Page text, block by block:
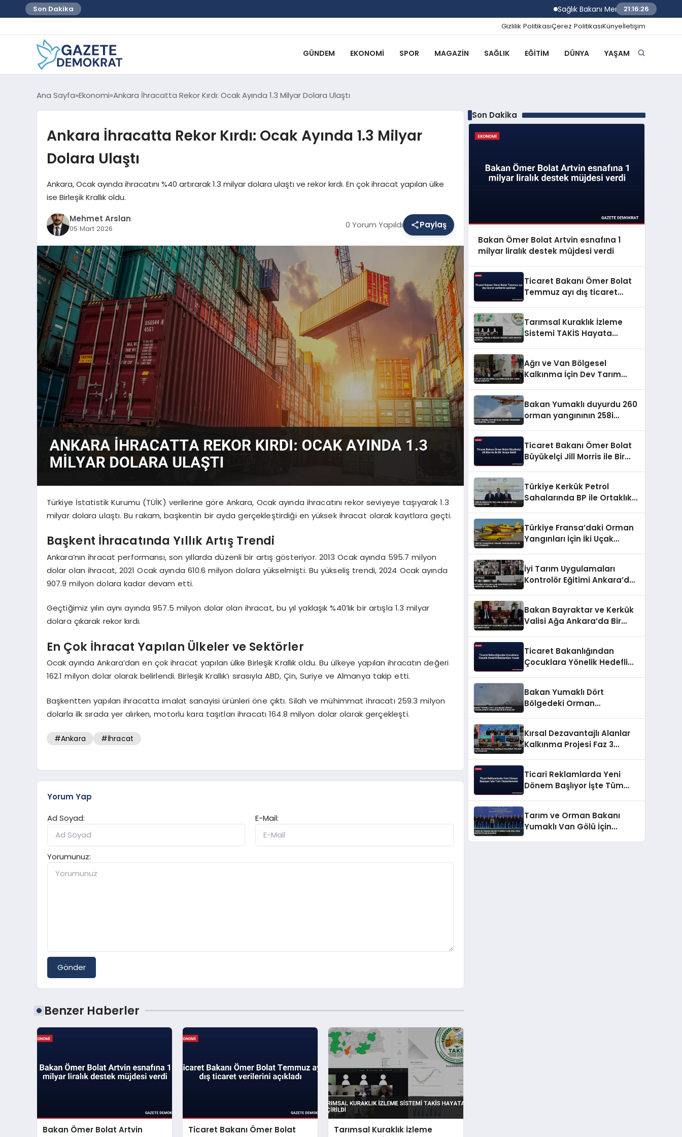
Son Dakika Sağlık Bakanı Memişoğlu İzmir Biyotıp
21:16:27
Gizlilik PolitikasıÇerez PolitikasıKünyeİletişim
GÜNDEM EKONOMI SPOR MAGAZIN SAĞLIK EĞITIM DÜNYA YAŞAM
Ana Sayfa Ekonomi Ankara İhracatta Rekor Kırdı: Ocak Ayında 1.3 Milyar Dolara Ulaştı
Ankara İhracatta Rekor Kırdı: Ocak Ayında 1.3 Milyar
Dolara Ulaştı
Ankara, Ocak ayında ihracatını %40 artırarak 1.3 milyar dolara ulaştı ve rekor kırdı. En çok ihracat yapılan ülke
ise Birleşik Krallık oldu.
Mehmet Arslan
05 Mart 2026 0 Yorum Yapıldı Paylaş
Türkiye İstatistik Kurumu (TÜİK) verilerine göre Ankara, Ocak ayında ihracatını rekor seviyeye taşıyarak 1.3
milyar dolara ulaştı. Bu rakam, başkentin bir ayda gerçekleştirdiği en yüksek ihracat olarak kayıtlara geçti.
Başkent İhracatında Yıllık Artış Trendi
Ankara’nın ihracat performansı, son yıllarda düzenli bir artış gösteriyor. 2013 Ocak ayında 595.7 milyon
dolar olan ihracat, 2021 Ocak ayında 610.6 milyon dolara yükselmişti. Bu yükseliş trendi, 2024 Ocak ayında
907.9 milyon dolara kadar devam etti.
Geçtiğimiz yılın aynı ayında 957.5 milyon dolar olan ihracat, bu yıl yaklaşık %40’lık bir artışla 1.3 milyar
dolara çıkarak rekor kırdı.
En Çok İhracat Yapılan Ülkeler ve Sektörler
Ocak ayında Ankara’dan en çok ihracat yapılan ülke Birleşik Krallık oldu. Bu ülkeye yapılan ihracatın değeri
162.1 milyon dolar olarak belirlendi. Birleşik Krallık’ı sırasıyla ABD, Çin, Suriye ve Almanya takip etti.
Başkentten yapılan ihracatta imalat sanayisi ürünleri öne çıktı. Silah ve mühimmat ihracatı 259.3 milyon
dolarla ilk sırada yer alırken, motorlu kara taşıtları ihracatı 164.8 milyon dolar olarak gerçekleşti.
#Ankara #İhracat
Yorum Yap
Ad Soyad:
E-Mail:
Yorumunuz:
Gönder
Benzer Haberler
Bakan Ömer Bolat Artvin
Ticaret Bakanı Ömer Bolat
Tarımsal Kuraklık İzleme
Son Dakika
Bakan Ömer Bolat Artvin esnafına 1
milyar liralık destek müjdesi verdi
Ticaret Bakanı Ömer Bolat
Temmuz ayı dış ticaret
Tarımsal Kuraklık İzleme
Sistemi TAKİS Hayata
Ağrı ve Van Bölgesel
Kalkınma İçin Dev Tarım
Bakan Yumaklı duyurdu 260
orman yangınının 258i
Ticaret Bakanı Ömer Bolat
Büyükelçi Jill Morris ile Bir
Türkiye Kerkük Petrol
Sahalarında BP ile Ortaklık
Türkiye Fransa’daki Orman
Yangınları İçin İki Uçak
İyi Tarım Uygulamaları
Kontrolör Eğitimi Ankara’da
Bakan Bayraktar ve Kerkük
Valisi Ağa Ankara’da Bir
Ticaret Bakanlığından
Çocuklara Yönelik Hedefli
Bakan Yumaklı Dört
Bölgedeki Orman
Kırsal Dezavantajlı Alanlar
Kalkınma Projesi Faz 3
Ticari Reklamlarda Yeni
Dönem Başlıyor İşte Tüm
Tarım ve Orman Bakanı
Yumaklı Van Gölü İçin